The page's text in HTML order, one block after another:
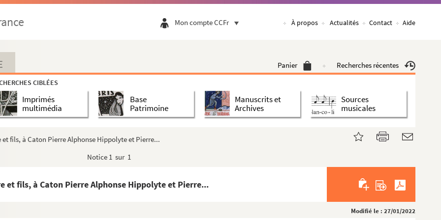
Mon compte CCFr À propos Actualités Contact Aide
Panier Recherches récentes
CIBLÉES
Imprimés
multimédia
Base
Patrimoine
Manuscrits et
Archives
Sources
musicales
fils, à Caton Pierre Alphonse Hippolyte et Pierre...
Notice 1 sur 1
et fils, à Caton Pierre Alphonse Hippolyte et Pierre...
Modifié le : 27/01/2022
Hébrard